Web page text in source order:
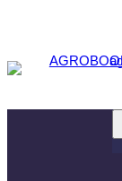
conținut